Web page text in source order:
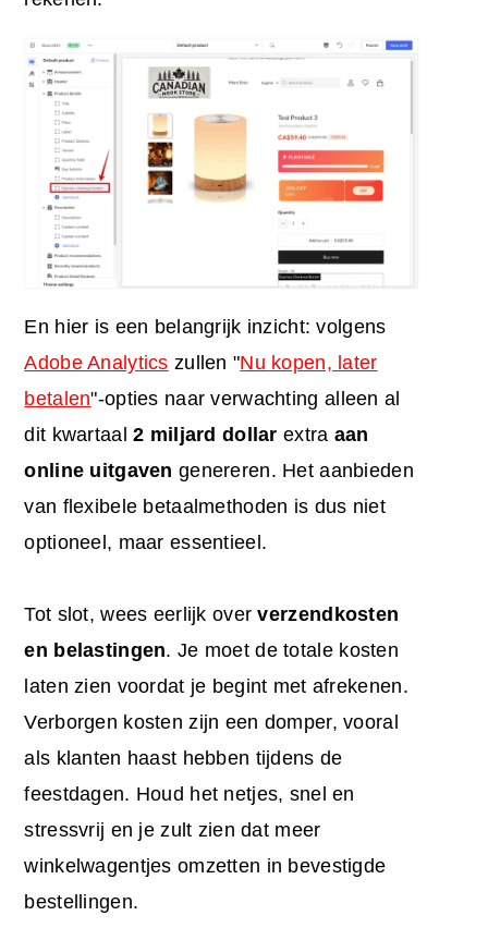
En hier is een belangrijk inzicht: volgens
Adobe Analytics zullen "Nu kopen, later
betalen"-opties naar verwachting alleen al
dit kwartaal2 miljard dollar extra aan
online uitgaven genereren. Het aanbieden
van flexibele betaalmethoden is dus niet
optioneel, maar essentieel.
Tot slot, wees eerlijk oververzendkosten
en belastingen. Je moet de totale kosten
laten zien voordat je begint met afrekenen.
Verborgen kosten zijn een domper, vooral
als klanten haast hebben tijdens de
feestdagen. Houd het netjes, snel en
stressvrij en je zult zien dat meer
winkelwagentjes omzetten in bevestigde
bestellingen.